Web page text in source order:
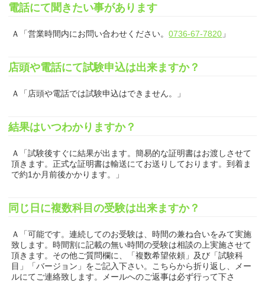
電話にて聞きたい事があります
Ａ「営業時間内にお問い合わせください。0736-67-7820 」
店頭や電話にて試験申込は出来ますか？
Ａ「店頭や電話では試験申込はできません。」
結果はいつわかりますか？
Ａ「試験後すぐに結果が出ます。簡易的な証明書はお渡しさせて
頂きます。正式な証明書は輸送にてお送りしております。到着ま
で約1か月前後かかります。」
同じ日に複数科目の受験は出来ますか？
Ａ「可能です。連続してのお受験は、時間の兼ね合いをみて実施
致します。時間割に記載の無い時間の受験は相談の上実施させて
頂きます。その他ご質問欄に、
「複数希望依頼」及び「試験科
目」「バージョン」をご記入下さい。 こちらから折り返し、メー
ルにてご連絡致します。メールへのご返事は必ず行って下さ